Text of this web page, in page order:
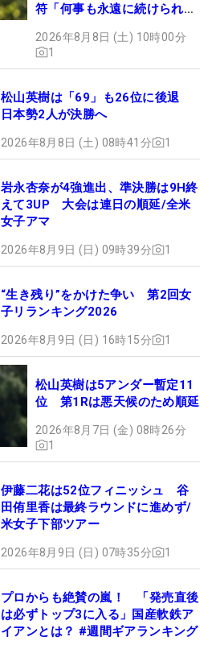
符「何事も永遠に続けられな
2026年8月8日 (土) 10時00分
1
松山英樹は「69」も26位に後退
日本勢2人が決勝へ
2026年8月8日 (土) 08時41分 1
岩永杏奈が4強進出、準決勝は9H終
えて3UP 大会は連日の順延/全米
女子アマ
2026年8月9日 (日) 09時39分 1
“生き残り”をかけた争い 第2回女
子リランキング2026
2026年8月9日 (日) 16時15分 1
松山英樹は5アンダー暫定11
位 第1Rは悪天候のため順延
2026年8月7日 (金) 08時26分
1
伊藤二花は52位フィニッシュ 谷
田侑里香は最終ラウンドに進めず/
米女子下部ツアー
2026年8月9日 (日) 07時35分 1
プロからも絶賛の嵐！ 「発売直後
は必ずトップ3に入る」国産軟鉄ア
イアンとは？ #週間ギアランキング